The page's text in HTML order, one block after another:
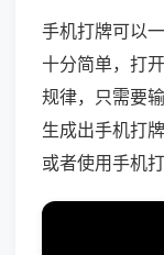
手机打牌可以
十分简单，打
规律，只需要
生成出手机打
或者使用手机